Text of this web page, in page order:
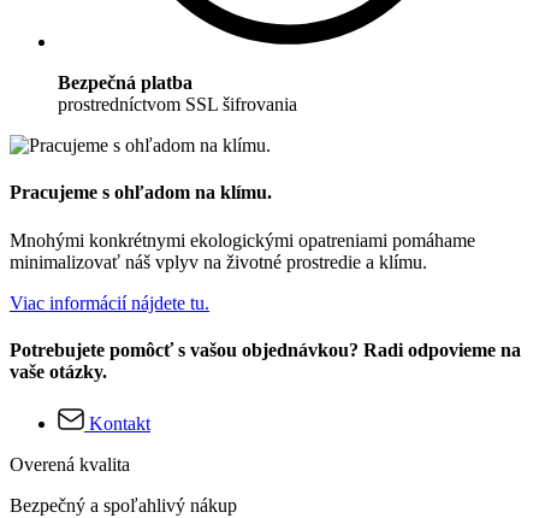
Bezpečná platba
prostredníctvom SSL šifrovania
Pracujeme s ohľadom na klímu.
Mnohými konkrétnymi ekologickými opatreniami pomáhame
minimalizovať náš vplyv na životné prostredie a klímu.
Viac informácií nájdete tu.
Potrebujete pomôcť s vašou objednávkou? Radi odpovieme na
vaše otázky.
Kontakt
Overená kvalita
Bezpečný a spoľahlivý nákup